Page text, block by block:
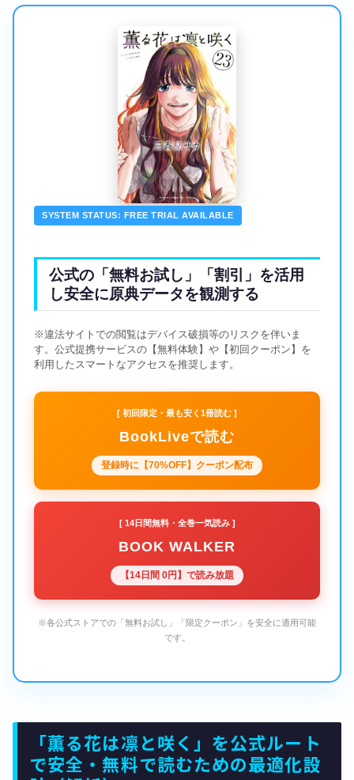
SYSTEM STATUS: FREE TRIAL AVAILABLE
公式の「無料お試し」「割引」を活用
し安全に原典データを観測する
※違法サイトでの閲覧はデバイス破損等のリスクを伴いま
す。公式提携サービスの【無料体験】や【初回クーポン】を
利用したスマートなアクセスを推奨します。
[ 初回限定・最も安く1冊読む ]
BookLiveで読む
登録時に【70%OFF】クーポン配布
[ 14日間無料・全巻一気読み ]
BOOK WALKER
【14日間 0円】で読み放題
※各公式ストアでの「無料お試し」「限定クーポン」を安全に適用可能
です。
「薫る花は凛と咲く」を公式ルート
で安全・無料で読むための最適化設